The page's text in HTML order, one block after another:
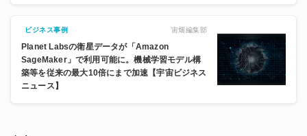
ビジネス事例 宙畑編集部
Planet Labsの衛星データが「Amazon
SageMaker」で利用可能に。機械学習モデル構
築等を従来の最大10倍にまで加速【宇宙ビジネス
ニュース】